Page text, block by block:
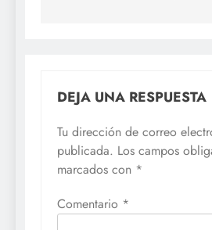
DEJA UNA RESPUESTA
Tu dirección de correo
publicada. Los campos
marcados con *
Comentario *